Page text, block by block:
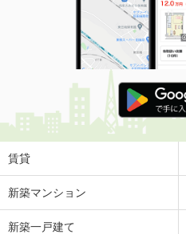
賃貸
新築マンション
新築一戸建て